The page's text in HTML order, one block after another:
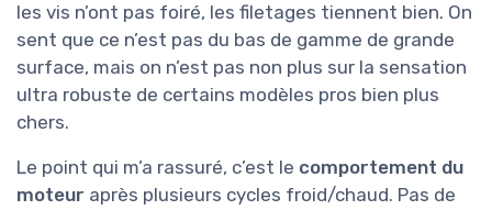
les vis n’ont pas foiré, les filetages tiennent bien. On
sent que ce n’est pas du bas de gamme de grande
surface, mais on n’est pas non plus sur la sensation
ultra robuste de certains modèles pros bien plus
chers.
Le point qui m’a rassuré, c’est le comportement du
moteur après plusieurs cycles froid/chaud. Pas de